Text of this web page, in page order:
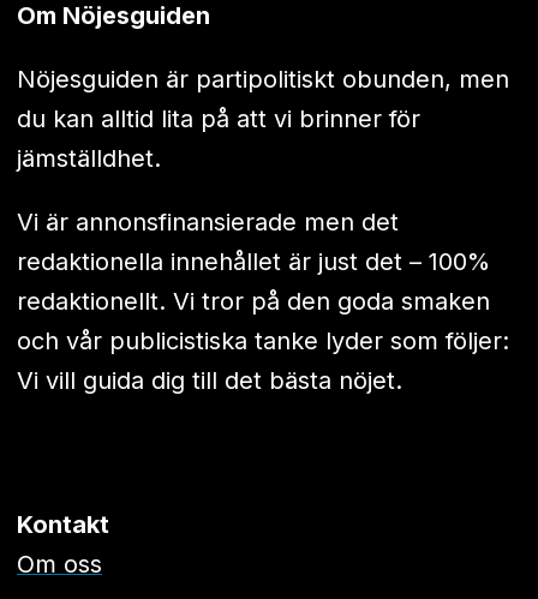
Om Nöjesguiden
Nöjesguiden är partipolitiskt obunden, men
du kan alltid lita på att vi brinner för
jämställdhet.
Vi är annonsfinansierade men det
redaktionella innehållet är just det – 100%
redaktionellt. Vi tror på den goda smaken
och vår publicistiska tanke lyder som följer:
Vi vill guida dig till det bästa nöjet.
Kontakt
Om oss